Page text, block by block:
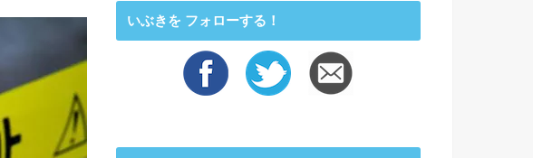
いぶきを フォローする！